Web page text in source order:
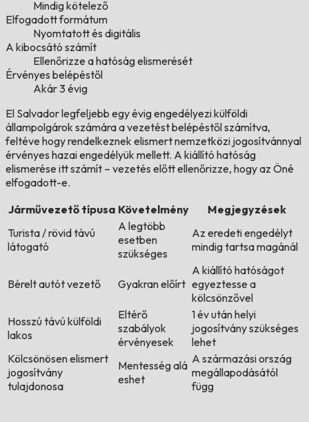
Mindig kötelező
Elfogadott formátum
Nyomtatott és digitális
A kibocsátó számít
Ellenőrizze a hatóság elismerését
Érvényes belépéstől
Akár 3 évig
El Salvador legfeljebb egy évig engedélyezi külföldi
állampolgárok számára a vezetést belépéstől számítva,
feltéve hogy rendelkeznek elismert nemzetközi jogosítvánnyal
érvényes hazai engedélyük mellett. A kiállító hatóság
elismerése itt számít – vezetés előtt ellenőrizze, hogy az Öné
elfogadott-e.
Járművezető típusa Követelmény
Megjegyzések
Turista / rövid távú
látogató
A legtöbb
esetben
szükséges
Az eredeti engedélyt
mindig tartsa magánál
Bérelt autót vezető Gyakran előírt
A kiállító hatóságot
egyeztesse a
kölcsönzővel
Hosszú távú külföldi
lakos
Eltérő
szabályok
érvényesek
1 év után helyi
jogosítvány szükséges
lehet
Kölcsönösen elismert
jogosítvány
tulajdonosa
Mentesség alá
eshet
A származási ország
megállapodásától
függ